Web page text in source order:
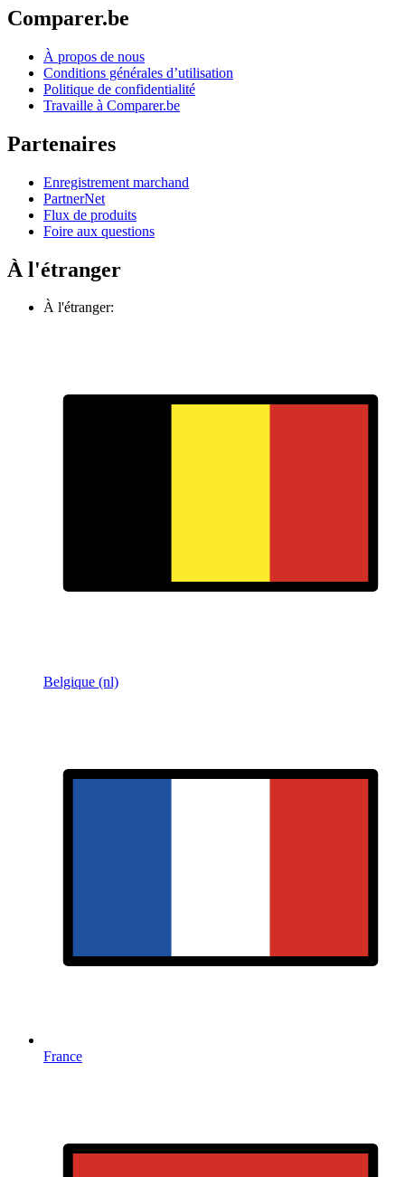
Comparer.be
À propos de nous
Conditions générales d’utilisation
Politique de confidentialité
Travaille à Comparer.be
Partenaires
Enregistrement marchand
PartnerNet
Flux de produits
Foire aux questions
À l'étranger
À l'étranger:
Belgique (nl)
France